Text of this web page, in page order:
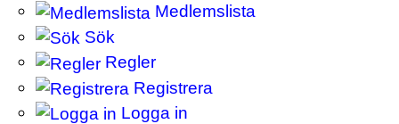
Medlemslista
Sök
Regler
Registrera
Logga in